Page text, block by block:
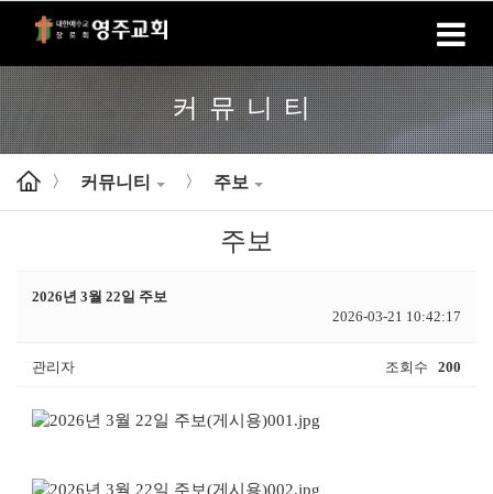
홈 로그인 회원가입
커뮤니티
> 커뮤니티 > 주보
주보
2026년 3월 22일 주보
2026-03-21 10:42:17
관리자 조회수 200